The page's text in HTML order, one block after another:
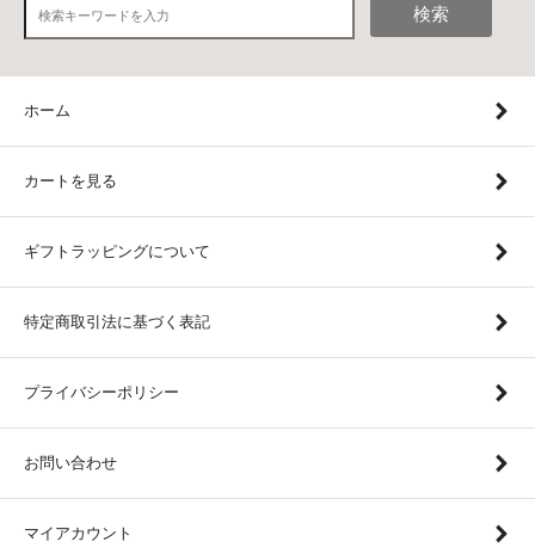
検索
ホーム
カートを見る
ギフトラッピングについて
特定商取引法に基づく表記
プライバシーポリシー
お問い合わせ
マイアカウント